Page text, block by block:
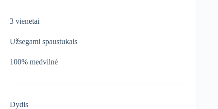
3 vienetai
Užsegami spaustukais
100% medvilnė
Dydis